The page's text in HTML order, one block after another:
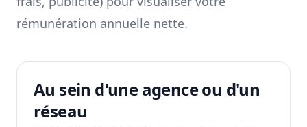
rémunération annuelle nette.
Au sein d'une agence ou d'un
réseau